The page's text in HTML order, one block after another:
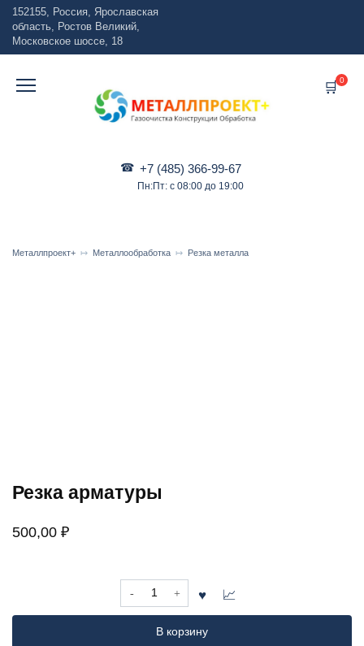
Перейти
содержанию
152155, Россия, Ярославская
область, Ростов Великий,
Московское шоссе, 18
+7 (485) 366-99-67
Пн:Пт: с 08:00 до 19:00
0
Металлпроект+ Металлообработка Резка металла
Резка арматуры
500,00 ₽
Количество
товара
арматурыВ корзину